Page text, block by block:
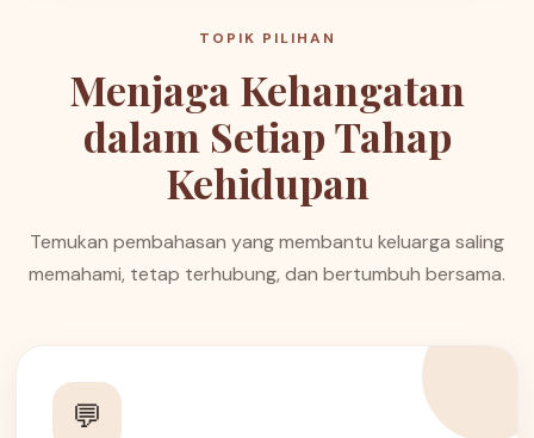
TOPIK PILIHAN
Menjaga Kehangatan
dalam Setiap Tahap
Kehidupan
Temukan pembahasan yang membantu keluarga saling
memahami, tetap terhubung, dan bertumbuh bersama.
💬